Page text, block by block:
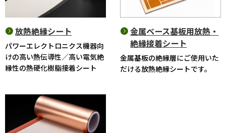
放熱絶縁シート
パワーエレクトロニクス機器向
けの高い熱伝導性／高い電気絶
縁性の熱硬化樹脂接着シート
金属ベース基板用放熱・
絶縁接着シート
金属基板の絶縁層にご使用いた
だける放熱絶縁シートです。